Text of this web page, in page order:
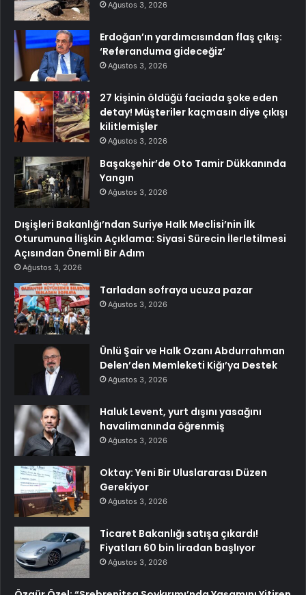
Ağustos 3, 2026
Erdoğan’ın yardımcısından flaş çıkış:
‘Referanduma gideceğiz’
Ağustos 3, 2026
27 kişinin öldüğü faciada şoke eden
detay! Müşteriler kaçmasın diye çıkışı
kilitlemişler
Ağustos 3, 2026
Başakşehir’de Oto Tamir Dükkanında
Yangın
Ağustos 3, 2026
Dışişleri Bakanlığı’ndan Suriye Halk Meclisi’nin İlk
Oturumuna İlişkin Açıklama: Siyasi Sürecin İlerletilmesi
Açısından Önemli Bir Adım
Ağustos 3, 2026
Tarladan sofraya ucuza pazar
Ağustos 3, 2026
Ünlü Şair ve Halk Ozanı Abdurrahman
Delen’den Memleketi Kiğı’ya Destek
Ağustos 3, 2026
Haluk Levent, yurt dışını yasağını
havalimanında öğrenmiş
Ağustos 3, 2026
Oktay: Yeni Bir Uluslararası Düzen
Gerekiyor
Ağustos 3, 2026
Ticaret Bakanlığı satışa çıkardı!
Fiyatları 60 bin liradan başlıyor
Ağustos 3, 2026